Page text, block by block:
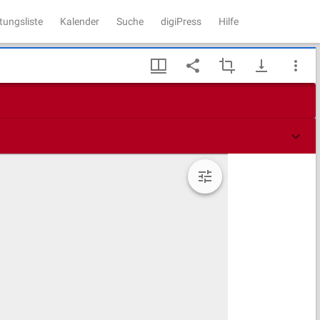
Kalender Suche digiPress Hilfe